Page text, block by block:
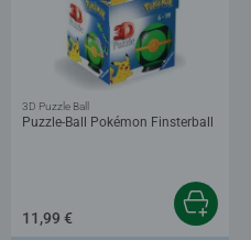
Puzzle-Ball Pokémon Finsterball
3D Puzzle Ball
11,99 €